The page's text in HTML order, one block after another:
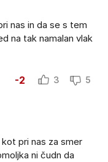
nas in da se s tem
na tak namalan vlak
-2 3 5
pri nas za smer
ni čudn da